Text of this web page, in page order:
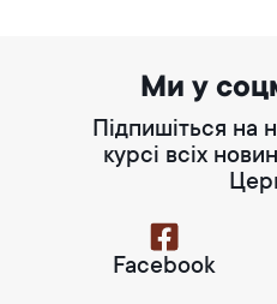
Ми у
Підпишіться на
курсі всіх
Facebook